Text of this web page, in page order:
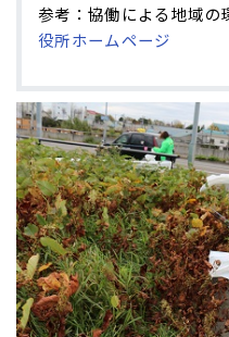
参考：協働による地域の
役所ホームページ